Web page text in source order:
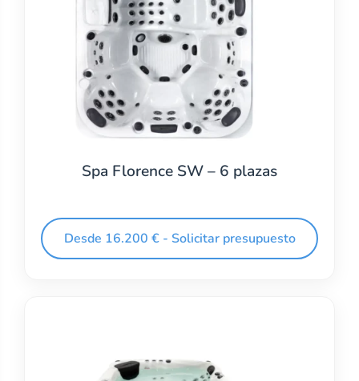
Spa Florence SW – 6 plazas
Desde 16.200 € - Solicitar presupuesto